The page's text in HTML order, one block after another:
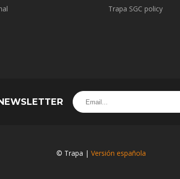
Trapa SGC policy
© Trapa | Versión española